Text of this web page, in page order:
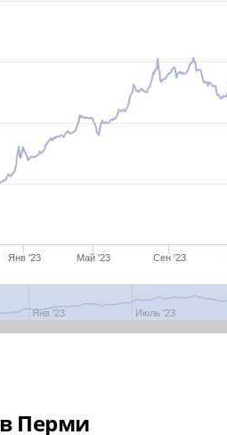
Янв '23 Май '23 Сен '23
Янв '23 Июль '23
Перми